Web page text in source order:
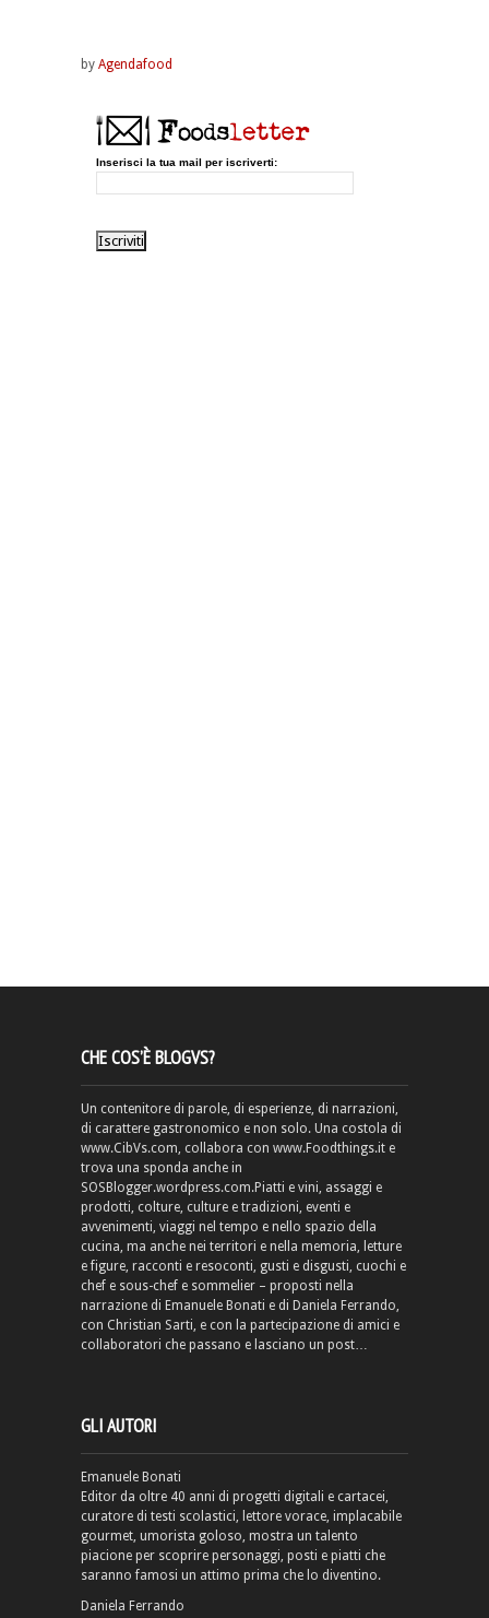
by Agendafood
Inserisci la tua mail per iscriverti:
CHE COS’È BLOGVS?
Un contenitore di parole, di esperienze, di narrazioni,
di carattere gastronomico e non solo. Una costola di
www.CibVs.com, collabora con www.Foodthings.it e
trova una sponda anche in
SOSBlogger.wordpress.com.Piatti e vini, assaggi e
prodotti, colture, culture e tradizioni, eventi e
avvenimenti, viaggi nel tempo e nello spazio della
cucina, ma anche nei territori e nella memoria, letture
e figure, racconti e resoconti, gusti e disgusti, cuochi e
chef e sous-chef e sommelier – proposti nella
narrazione di Emanuele Bonati e di Daniela Ferrando,
con Christian Sarti, e con la partecipazione di amici e
collaboratori che passano e lasciano un post…
GLI AUTORI
Emanuele Bonati
Editor da oltre 40 anni di progetti digitali e cartacei,
curatore di testi scolastici, lettore vorace, implacabile
gourmet, umorista goloso, mostra un talento
piacione per scoprire personaggi, posti e piatti che
saranno famosi un attimo prima che lo diventino.
Daniela Ferrando